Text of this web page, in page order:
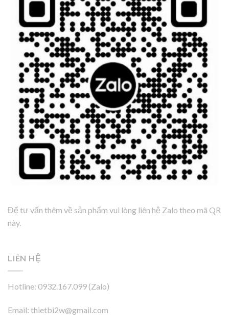
Để tư vấn thêm về sản phẩm vui lòng liên hệ Zalo theo mã QR
này.
LIÊN HỆ
Hotline: 0932.167.099 (Zalo)
Email: thietbi2w@gmail.com